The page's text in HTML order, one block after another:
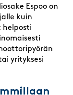
Espoo on
kuin
helposti
yrityksesi